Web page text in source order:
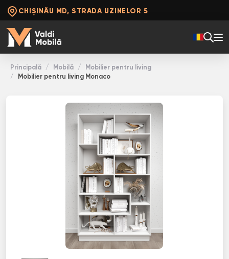
CHIȘINĂU MD, STRADA UZINELOR 5
Principală Mobilă
Mobilier pentru living
Mobilier pentru living Monaco